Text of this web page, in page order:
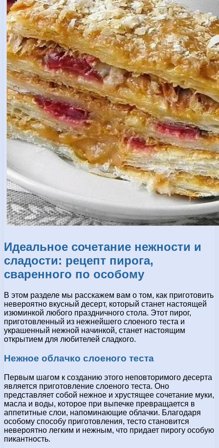
Идеальное сочетание нежности и
сладости: рецепт пирога,
сваренного по особому
В этом разделе мы расскажем вам о том, как приготовить
невероятно вкусный десерт, который станет настоящей
изюминкой любого праздничного стола. Этот пирог,
приготовленный из нежнейшего слоеного теста и
украшенный нежной начинкой, станет настоящим
открытием для любителей сладкого.
Нежное облачко слоеного теста
Первым шагом к созданию этого неповторимого десерта
является приготовление слоеного теста. Оно
представляет собой нежное и хрустящее сочетание муки,
масла и воды, которое при выпечке превращается в
аппетитные слои, напоминающие облачки. Благодаря
особому способу приготовления, тесто становится
невероятно легким и нежным, что придает пирогу особую
пикантность.